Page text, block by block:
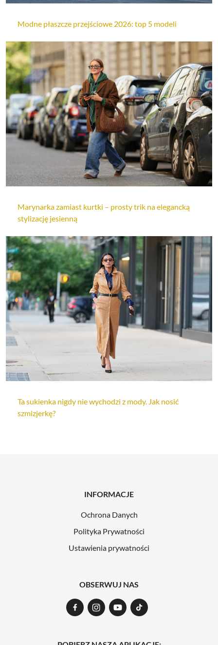
Modne płaszcze przejściowe 2026: top 5 modeli
Marynarka zamiast kurtki – prosty trik na elegancką
stylizację jesienną
Ta sukienka nigdy nie wychodzi z mody. Jak nosić
szmizjerkę?
INFORMACJE
Ochrona Danych
Polityka Prywatności
Ustawienia prywatności
OBSERWUJ NAS